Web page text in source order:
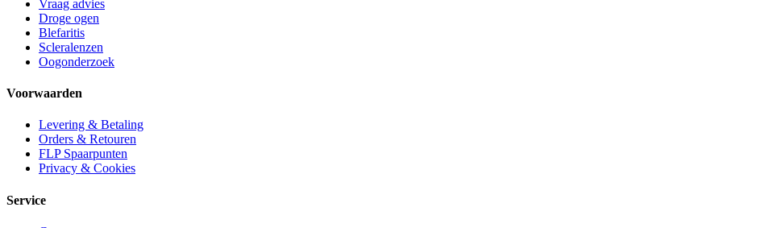
Vraag advies
Droge ogen
Blefaritis
Scleralenzen
Oogonderzoek
Voorwaarden
Levering & Betaling
Orders & Retouren
FLP Spaarpunten
Privacy & Cookies
Service